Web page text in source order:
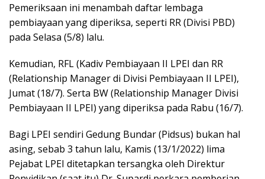
Pemeriksaan ini menambah daftar lembaga
pembiayaan yang diperiksa, seperti RR (Divisi PBD)
pada Selasa (5/8) lalu.
Kemudian, RFL (Kadiv Pembiayaan II LPEI dan RR
(Relationship Manager di Divisi Pembiayaan II LPEI),
Jumat (18/7). Serta BW (Relationship Manager Divisi
Pembiayaan II LPEI) yang diperiksa pada Rabu (16/7).
Bagi LPEI sendiri Gedung Bundar (Pidsus) bukan hal
asing, sebab 3 tahun lalu, Kamis (13/1/2022) lima
Pejabat LPEI ditetapkan tersangka oleh Direktur